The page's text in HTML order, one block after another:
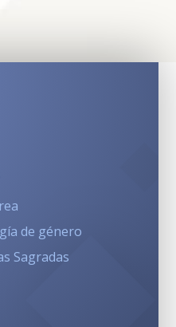
de género
Sagradas